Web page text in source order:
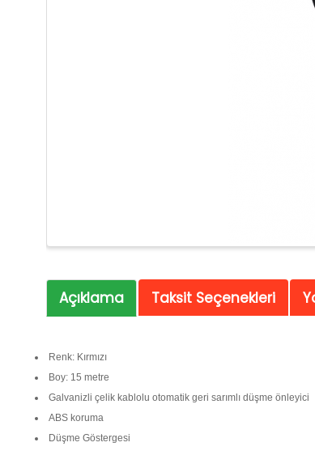
Açıklama Taksit Seçenekleri
Renk: Kırmızı
Boy: 15 metre
Galvanizli çelik kablolu otomatik geri sarımlı düşme önleyici
ABS koruma
Düşme Göstergesi